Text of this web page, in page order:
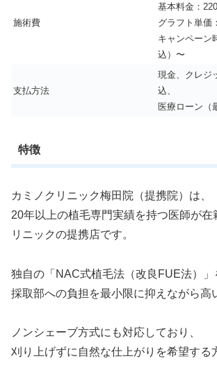
施術費
基本料金：
グラフト単価
キャンペーン
込）〜
支払方法
現金、クレジ
込、
医療ローン（
特徴
カミノクリニック梅田院（提携院）は、
20年以上の植毛専門実績を持つ医師が在
リニックの提携店です。
独自の「NAC式植毛法（改良FUE法）」
採取部への負担を最小限に抑えながら高
ノンシェーブ方式にも対応しており、
刈り上げずに自然な仕上がりを希望する